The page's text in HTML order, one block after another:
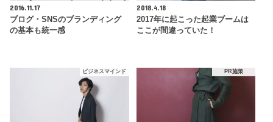
2016.11.17
ブログ・SNSのブランディング
の基本も統一感
2018.4.18
2017年に起こった起業ブームは
ここが間違っていた！
ビジネスマインド PR施策